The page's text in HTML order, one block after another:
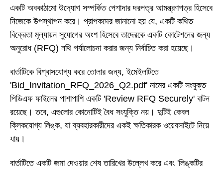
একটি অবকাঠামো উদ্যোগ সম্পর্কিত পেশাদার দরপত্র আমন্ত্রণপত্র হিসেবে
নিজেকে উপস্থাপন করে। প্রাপকদের জানানো হয় যে, একটি কথিত
বিক্রেতা মূল্যায়ন সুযোগের অংশ হিসেবে তাদেরকে একটি কোটেশনের জন্য
অনুরোধ (RFQ) নথি পর্যালোচনা করার জন্য নির্বাচিত করা হয়েছে।
বার্তাটিকে বিশ্বাসযোগ্য করে তোলার জন্য, ইমেইলটিতে
'Bid_Invitation_RFQ_2026_Q2.pdf' নামের একটি সংযুক্ত
পিডিএফ ফাইলের পাশাপাশি একটি 'Review RFQ Securely' বাটন
রয়েছে। তবে, এগুলোর কোনোটিই বৈধ সংযুক্তি নয়। দুটিই কেবল
ক্লিকযোগ্য লিঙ্ক, যা ব্যবহারকারীদের একই ক্ষতিকারক ওয়েবসাইটে নিয়ে
যায়।
বার্তাটিতে একটি জমা দেওয়ার শেষ তারিখের উল্লেখ করে এবং 'লিঙ্কটির